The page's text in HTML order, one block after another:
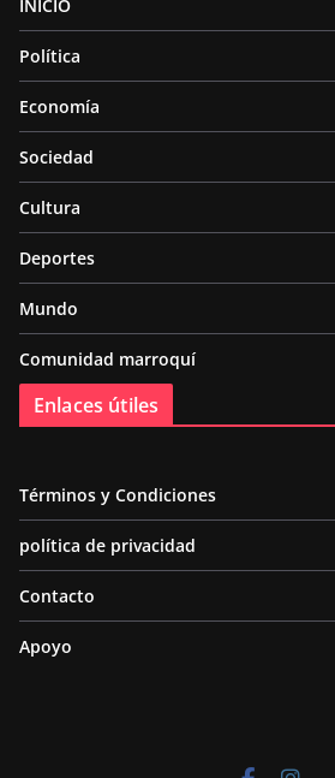
INICIO
Política
Economía
Sociedad
Cultura
Deportes
Mundo
Comunidad marroquí
Enlaces útiles
Términos y Condiciones
política de privacidad
Contacto
Apoyo